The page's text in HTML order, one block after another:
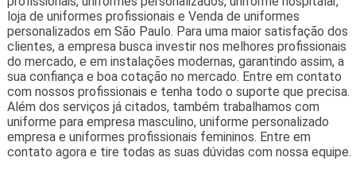
loja de uniformes profissionais e Venda de uniformes
personalizados em São Paulo. Para uma maior satisfação dos
clientes, a empresa busca investir nos melhores profissionais
do mercado, e em instalações modernas, garantindo assim, a
sua confiança e boa cotação no mercado. Entre em contato
com nossos profissionais e tenha todo o suporte que precisa.
Além dos serviços já citados, também trabalhamos com
uniforme para empresa masculino, uniforme personalizado
empresa e uniformes profissionais femininos. Entre em
contato agora e tire todas as suas dúvidas com nossa equipe.